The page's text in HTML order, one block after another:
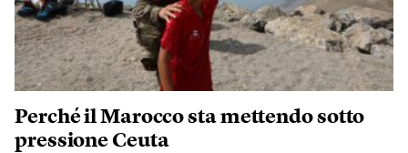
Perché il Marocco sta mettendo sotto
pressione Ceuta